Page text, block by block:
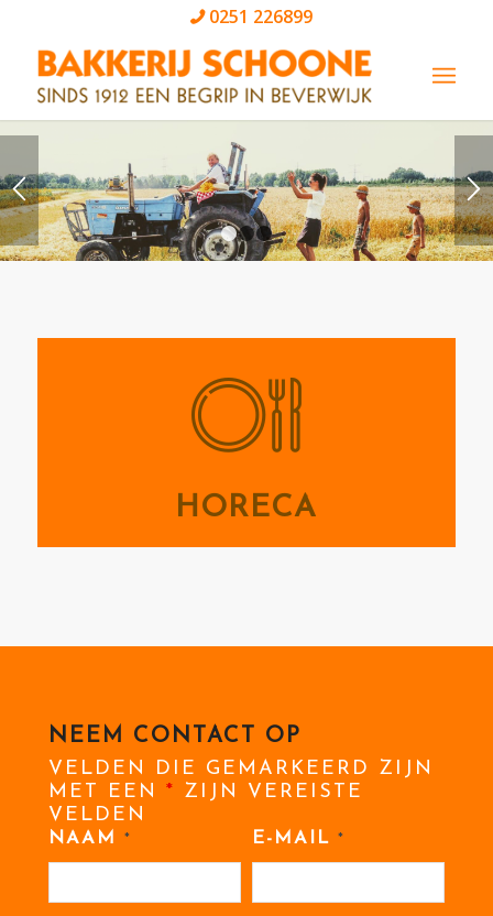
0251 226899
1 2 3
HORECA
NEEM CONTACT OP
VELDEN DIE GEMARKEERD ZIJN
MET EEN * ZIJN VEREISTE
VELDEN
NAAM * E-MAIL *